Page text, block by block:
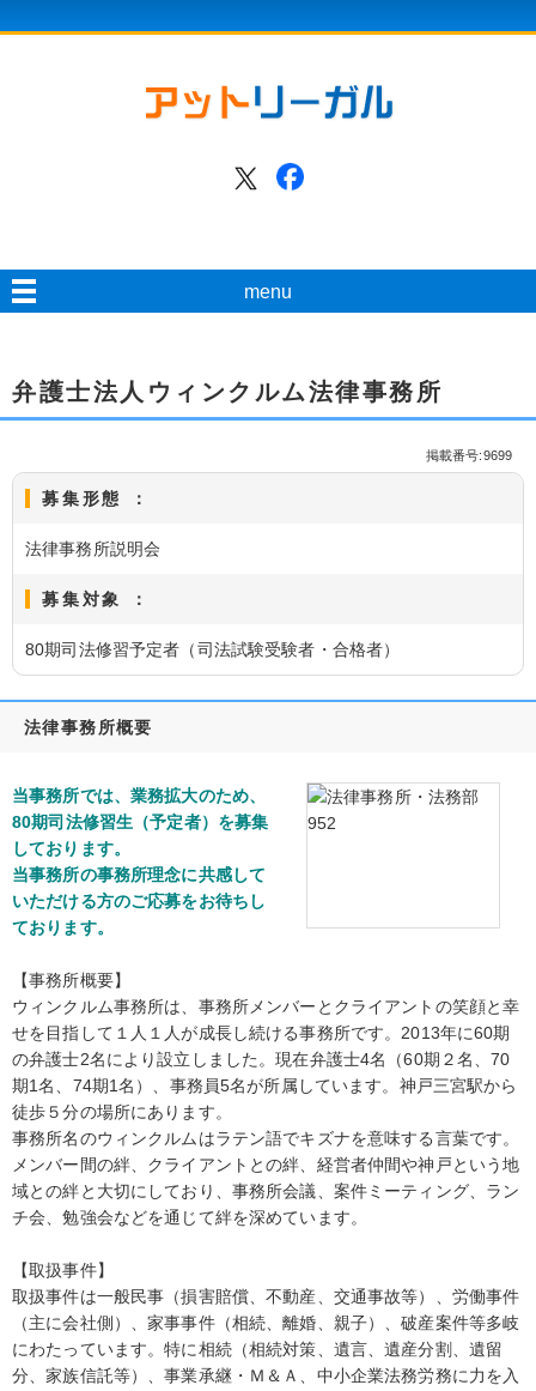
menu
弁護士法人ウィンクルム法律事務所
掲載番号:9699
募集形態 ：
法律事務所説明会
募集対象 ：
80期司法修習予定者（司法試験受験者・合格者）
法律事務所概要
当事務所では、業務拡大のため、
80期司法修習生（予定者）を募集
しております。
当事務所の事務所理念に共感して
いただける方のご応募をお待ちし
ております。
【事務所概要】
ウィンクルム事務所は、事務所メンバーとクライアントの笑顔と幸
せを目指して１人１人が成長し続ける事務所です。2013年に60期
の弁護士2名により設立しました。現在弁護士4名（60期２名、70
期1名、74期1名）、事務員5名が所属しています。神戸三宮駅から
徒歩５分の場所にあります。
事務所名のウィンクルムはラテン語でキズナを意味する言葉です。
メンバー間の絆、クライアントとの絆、経営者仲間や神戸という地
域との絆と大切にしており、事務所会議、案件ミーティング、ラン
チ会、勉強会などを通じて絆を深めています。
【取扱事件】
取扱事件は一般民事（損害賠償、不動産、交通事故等）、労働事件
（主に会社側）、家事事件（相続、離婚、親子）、破産案件等多岐
にわたっています。特に相続（相続対策、遺言、遺産分割、遺留
分、家族信託等）、事業承継・Ｍ＆Ａ、中小企業法務労務に力を入